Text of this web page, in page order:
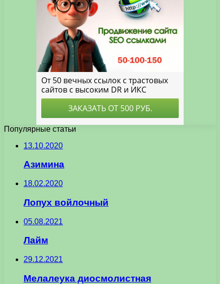
Популярные статьи
13.10.2020
Азимина
18.02.2020
Лопух войлочный
05.08.2021
Лайм
29.12.2021
Мелалеука диосмолистная